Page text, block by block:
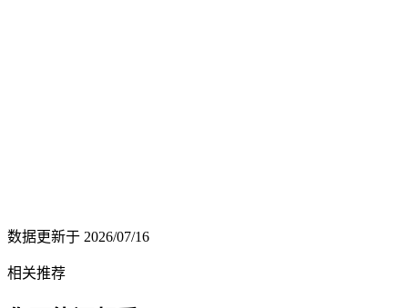
数据更新于 2026/07/16
相关推荐